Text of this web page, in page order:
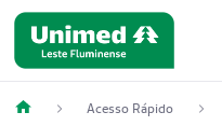
Acesso Rápido